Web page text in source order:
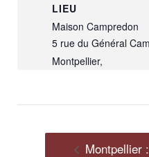
LIEU
Maison Campredon
5 rue du Général
Montpellier,
Montpellier :